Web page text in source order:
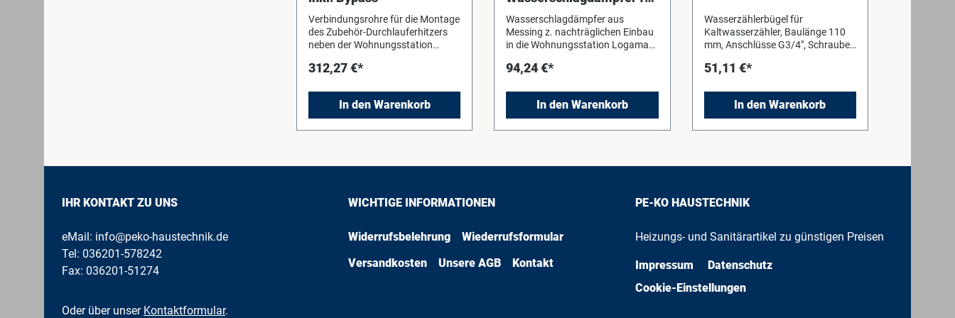
Verbindungsrohre für die Montage
des Zubehör-Durchlauferhitzers
neben der Wohnungsstation
den Montageplatten WP/HP und
312,27 €*
In den Warenkorb
Wohnungsstation
Wasserschlagdämpfer aus
Messing z. nachträglichen Einbau
in die Wohnungsstation Logamax
von Druckstößen und Geräuschen
94,24 €*
In den Warenkorb
Wasserzählerbügel für
Kaltwasserzähler, Baulänge 110
mm, Anschlüsse G3/4", Schrauben
Zur Nachrüstung von
verwendbar bei integriertem
Wasserschlagdämpfer.
51,11 €*
In den Warenkorb
IHR KONTAKT ZU UNS
eMail: info@peko-haustechnik.de
Tel:036201-578242
Fax: 036201-51274
Oder über unser Kontaktformular.
WICHTIGE INFORMATIONEN
Widerrufsbelehrung
Wiederrufsformular
Versandkosten
Unsere AGB Kontakt
PE-KO HAUSTECHNIK
Heizungs- und Sanitärartikel zu günstigen Preisen
Impressum
Datenschutz
Cookie-Einstellungen